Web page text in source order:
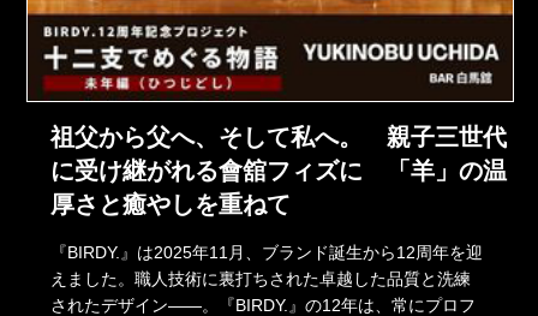
祖父から父へ、そして私へ。 親子三世代
に受け継がれる會舘フィズに 「羊」の温
厚さと癒やしを重ねて
『BIRDY.』は2025年11月、ブランド誕生から12周年を迎
えました。職人技術に裏打ちされた卓越した品質と洗練
されたデザイン――。『BIRDY.』の12年は、常にプロフ